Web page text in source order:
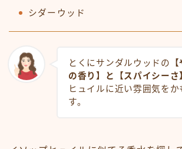
シダーウッド
とくにサンダルウッドの
の香り】と【スパイシーさ
ヒュイルに近い雰囲気をか
す。